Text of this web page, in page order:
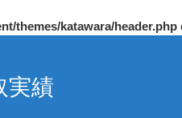
themes/katawara/header.php
実績